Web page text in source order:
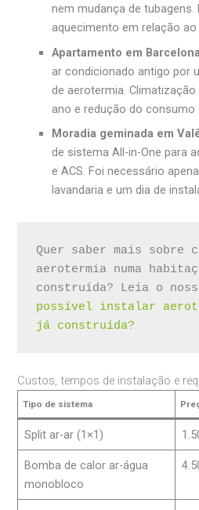
nem mudança de tubagens.
aquecimento em relação ao
Apartamento em
ar condicionado antigo por
de aerotermia.
ano e redução do consumo
Moradia geminada em
de sistema All-in-One para
e ACS. Foi necessário
lavandaria e um dia de
Quer saber mais sobre
aerotermia numa
construída? Leia o
possível instalar
já construída?
Custos, tempos de instalação e
Tipo de sistema
Split ar-ar (1×1)
Bomba de calor ar-água
monobloco